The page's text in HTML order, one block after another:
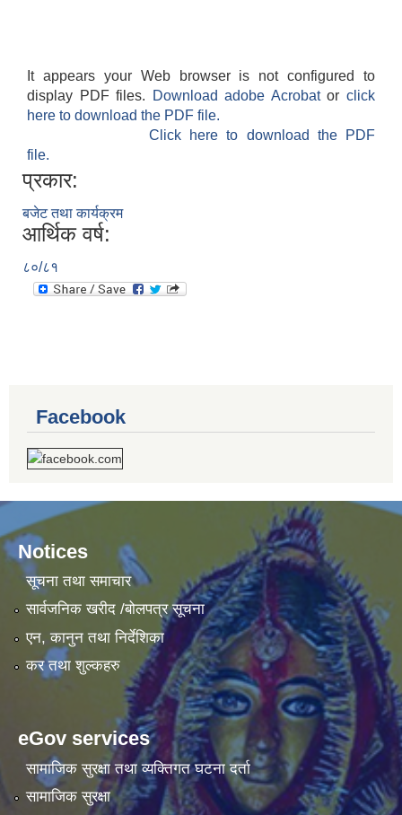
It appears your Web browser is not configured to
display PDF files.
Download adobe Acrobatorclick
here to download the PDF file.
Click here to download the PDF
file.
प्रकार:
बजेट तथा कार्यक्रम
आर्थिक वर्ष:
८०/८१
Facebook
Notices
सूचना तथा समाचार
सार्वजनिक खरीद /बोलपत्र सूचना
एन, कानुन तथा निर्देशिका
कर तथा शुल्कहरु
eGov services
सामाजिक सुरक्षा तथा व्यक्तिगत घटना दर्ता
सामाजिक सुरक्षा